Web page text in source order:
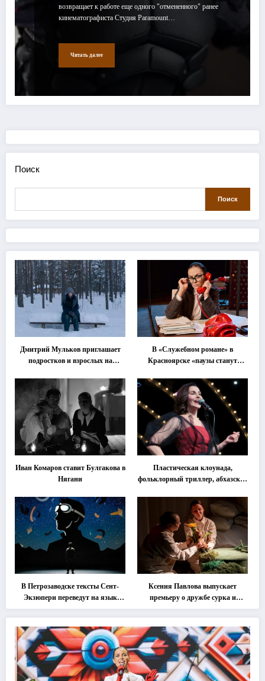
возвращает к работе еще одного "отмененного" ранее
кинематографиста Студия Paramount…
Читать далее
Поиск
Поиск
Дмитрий Мульков приглашает
подростков и взрослых на
В «Служебном романе» в
Красноярске «паузы станут
Иван Комаров ставит Булгакова в
Нягани
Пластическая клоунада,
фольклорный триллер, абхазская
втором этапе фестиваля
«Монокль»
В Петрозаводске тексты Сент-
Экзюпери переведут на язык
современной хореографии
Ксения Павлова выпускает
премьеру о дружбе сурка и
одуванчика